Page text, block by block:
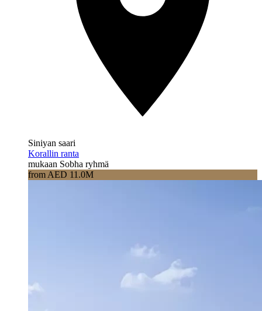
Siniyan saari
Korallin ranta
mukaan Sobha ryhmä
from AED 11.0M